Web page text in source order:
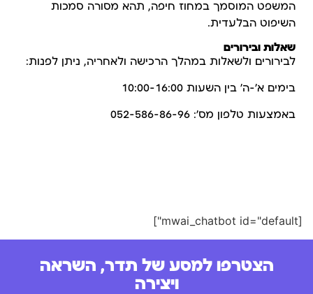
המשפט המוסמך במחוז חיפה, תהא מסורה סמכות
השיפוט הבלעדית.
שאלות ובירורים
לבירורים ולשאלות במהלך הרכישה ולאחריה, ניתן לפנות:
בימים א’-ה’ בין השעות 10:00-16:00
באמצעות טלפון מס’: 052-586-86-96
[mwai_chatbot id="default"]
הצטרפו למסע של תדר, השראה
ויצירה